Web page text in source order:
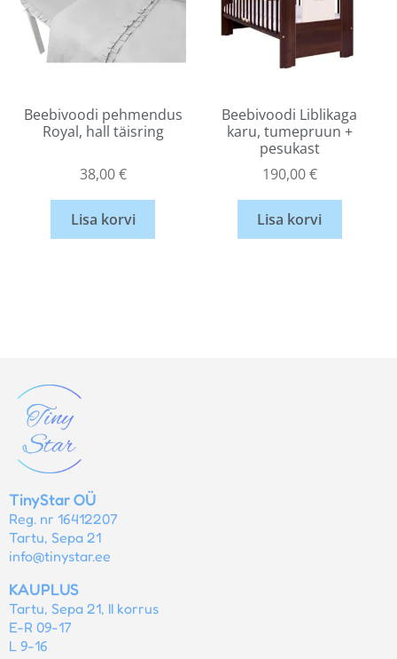
Beebivoodi pehmendus
Royal, hall täisring
38,00€
Lisa korvi
Beebivoodi Liblikaga
karu, tumepruun +
pesukast
190,00€
Lisa korvi
TinyStar OÜ
Reg. nr 16412207
Tartu, Sepa 21
info@tinystar.ee
KAUPLUS
Tartu, Sepa 21, II korrus
E-R 09-17
L 9-16